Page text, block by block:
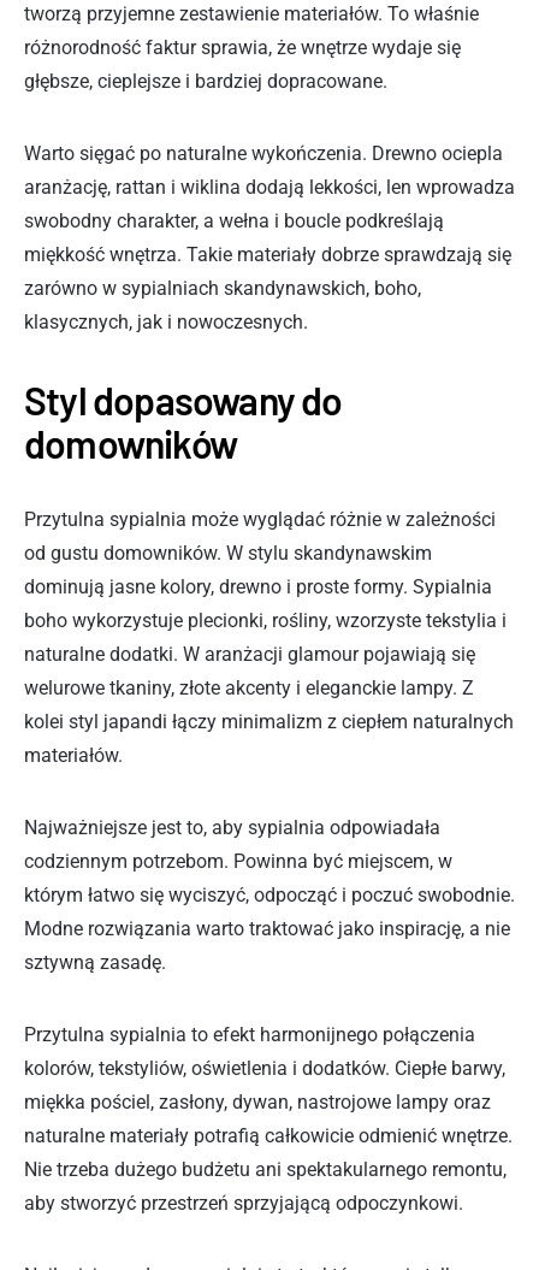
tworzą przyjemne zestawienie materiałów. To właśnie
różnorodność faktur sprawia, że wnętrze wydaje się
głębsze, cieplejsze i bardziej dopracowane.
Warto sięgać po naturalne wykończenia. Drewno ociepla
aranżację, rattan i wiklina dodają lekkości, len wprowadza
swobodny charakter, a wełna i boucle podkreślają
miękkość wnętrza. Takie materiały dobrze sprawdzają się
zarówno w sypialniach skandynawskich, boho,
klasycznych, jak i nowoczesnych.
Styl dopasowany do
domowników
Przytulna sypialnia może wyglądać różnie w zależności
od gustu domowników. W stylu skandynawskim
dominują jasne kolory, drewno i proste formy. Sypialnia
boho wykorzystuje plecionki, rośliny, wzorzyste tekstylia i
naturalne dodatki. W aranżacji glamour pojawiają się
welurowe tkaniny, złote akcenty i eleganckie lampy. Z
kolei styl japandi łączy minimalizm z ciepłem naturalnych
materiałów.
Najważniejsze jest to, aby sypialnia odpowiadała
codziennym potrzebom. Powinna być miejscem, w
którym łatwo się wyciszyć, odpocząć i poczuć swobodnie.
Modne rozwiązania warto traktować jako inspirację, a nie
sztywną zasadę.
Przytulna sypialnia to efekt harmonijnego połączenia
kolorów, tekstyliów, oświetlenia i dodatków. Ciepłe barwy,
miękka pościel, zasłony, dywan, nastrojowe lampy oraz
naturalne materiały potrafią całkowicie odmienić wnętrze.
Nie trzeba dużego budżetu ani spektakularnego remontu,
aby stworzyć przestrzeń sprzyjającą odpoczynkowi.